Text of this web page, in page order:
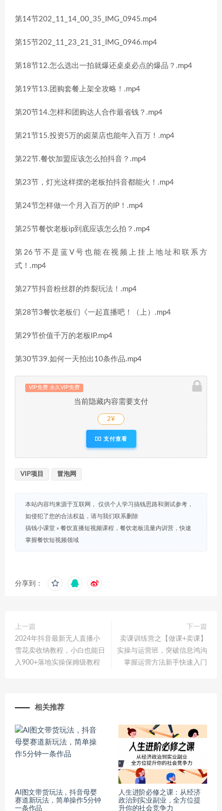
第14节202_11_14_00_35_IMG_0945.mp4
第15节202_11_23_21_31_IMG_0946.mp4
第18节12.怎么选出一拍就爆还桌桌必点的爆品？.mp4
第19节13.团购套餐上架全攻略！.mp4
第20节14.怎样和团购达人合作最省钱？.mp4
第21节15.投资5万的卤菜店也能年入百万！.mp4
第22节.餐饮加盟应该怎么拍抖音？.mp4
第23节，灯光这样摆的老板拍抖音都能火！.mp4
第24节怎样做一个月入百万的IP！.mp4
第25节餐饮老板ip到底应该怎么拍？.mp4
第26节不是蓝V号也能在视频上挂上地址和联系方
式！.mp4
第27节抖音粉丝群的炸裂玩法！.mp4
第28节3餐饮老板们《一起直播吧！（上）.mp4
第29节价值千万的老板IP.mp4
第30节39.如何一天拍出10条作品.mp4
VIP免费 永久VIP免费
当前隐藏内容需要支付
2¥
支付查看
VIP项目 冒泡网
本站内容均来源于互联网， 仅供个人学习搞钱思路和测试参考，
如侵犯了您的合法权益，请与我们联系删除
搞钱小课堂 » 餐饮直播短视频课程，餐饮老板流量内训营，快速
掌握餐饮短视频领域
分享到：
上一篇
2024年抖音最新无人直播小
雪花卖收纳教程，小白也能日
入900+落地实操保姆级教程
下一篇
卖课训练营之【做课+卖课】
实操与运营班，突破信息鸿沟
掌握运营方法新手快速入门
相关推荐
AI图文带货玩法，抖音母婴
赛道新玩法，简单操作5分钟
一条作品
人生进阶必修之课：从经济
政治到实业副业，全方位提
升你的社会竞争力